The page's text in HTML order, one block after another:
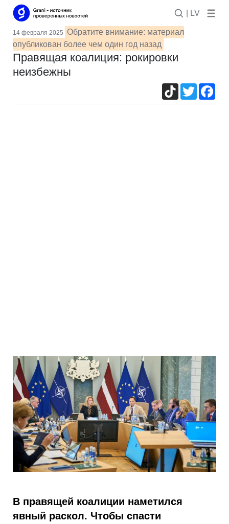
| LV
14 февраля 2025 Обратите внимание: материал
опубликован более чем один год назад
Правящая коалиция: рокировки
неизбежны
TikTokTwitter
В правящей коалиции наметился
явный раскол. Чтобы спасти